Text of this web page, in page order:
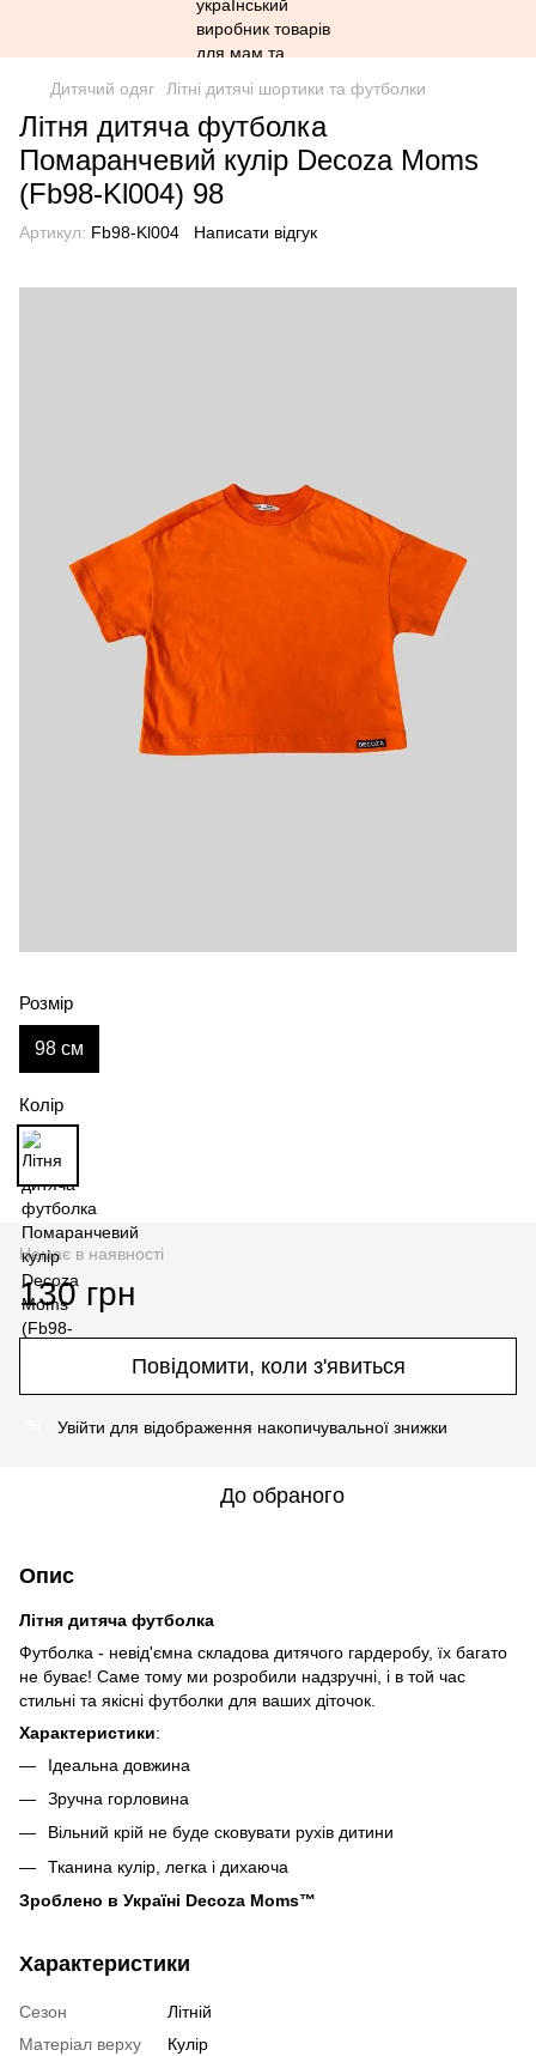
Дитячий одяг Літні дитячі шортики та футболки
Літня дитяча футболка
Помаранчевий кулір Decoza Moms
(Fb98-Kl004) 98
Артикул: Fb98-Kl004 Написати відгук
Розмір
98 см
Колір
Немає в наявності
130 грн
Повідомити, коли з'явиться
Увійти для відображення накопичувальної знижки
До обраного
Опис
Літня дитяча футболка
Футболка - невід'ємна складова дитячого гардеробу, їх багато
не буває! Саме тому ми розробили надзручні, і в той час
стильні та якісні футболки для ваших діточок.
Характеристики:
Ідеальна довжина
Зручна горловина
Вільний крій не буде сковувати рухів дитини
Тканина кулір, легка і дихаюча
Зроблено в Україні Decoza Moms™
Характеристики
Сезон
Літній
Матеріал верху
Кулір